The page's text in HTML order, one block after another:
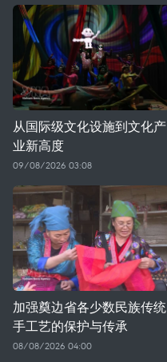
从国际级文化设施到文化产
业新高度
09/08/2026 03:08
加强奠边省各少数民族传统
手工艺的保护与传承
08/08/2026 04:00